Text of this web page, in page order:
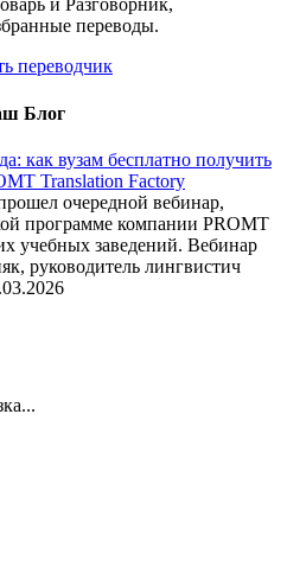
и Разговорник,
переводы.
Блог
как вузам бесплатно получить
Translation Factory
очередной вебинар,
программе компании PROMT
учебных заведений. Вебинар
руководитель лингвистич